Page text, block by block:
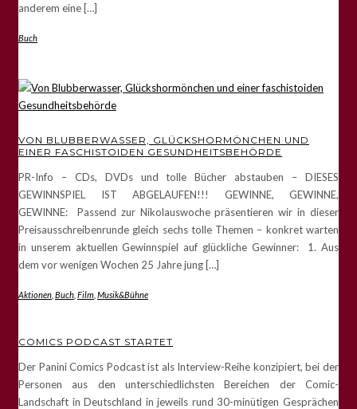
anderem eine […]
Buch
VON BLUBBERWASSER, GLÜCKSHORMÖNCHEN UND
EINER FASCHISTOIDEN GESUNDHEITSBEHÖRDE
PR-Info – CDs, DVDs und tolle Bücher abstauben – DIESES
GEWINNSPIEL IST ABGELAUFEN!!! GEWINNE, GEWINNE,
GEWINNE: Passend zur Nikolauswoche präsentieren wir in dieser
Preisausschreibenrunde gleich sechs tolle Themen – konkret warten
in unserem aktuellen Gewinnspiel auf glückliche Gewinner: 1. Aus
dem vor wenigen Wochen 25 Jahre jung […]
Aktionen Buch Film Musik&Bühne
COMICS PODCAST STARTET
Der Panini Comics Podcast ist als Interview-Reihe konzipiert, bei der
Personen aus den unterschiedlichsten Bereichen der Comic-
Landschaft in Deutschland in jeweils rund 30-minütigen Gesprächen